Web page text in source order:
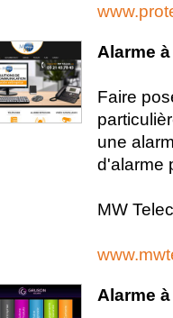
Alarme
Faire
une
d'alarme
MW
Alarme